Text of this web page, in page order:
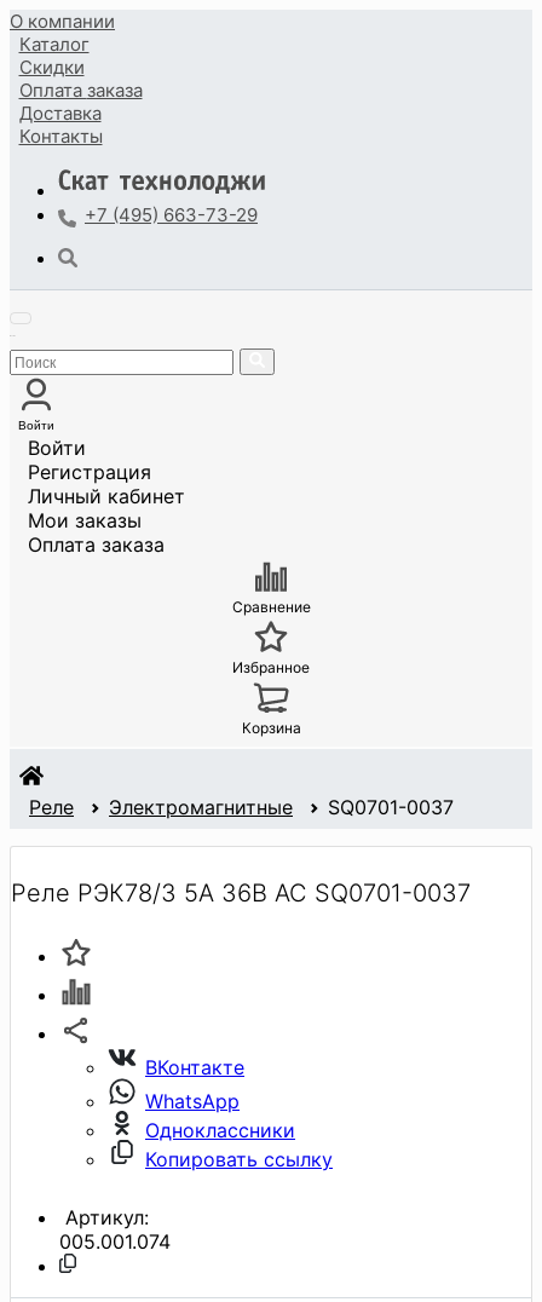
О компании
Каталог
Скидки
Оплата заказа
Доставка
Контакты
+7 (495) 663-73-29
Войти
Войти
Регистрация
Личный кабинет
Мои заказы
Оплата заказа
Сравнение
Избранное
Корзина
Реле Электромагнитные SQ0701-0037
Реле РЭК78/3 5А 36В АС SQ0701-0037
ВКонтакте
WhatsApp
Одноклассники
Копировать ссылку
Артикул:
005.001.074